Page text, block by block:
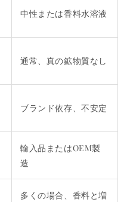
中性または香料水溶液
通常、真の鉱物質なし
ブランド依存、不安定
輸入品またはOEM製
造
多くの場合、香料と増